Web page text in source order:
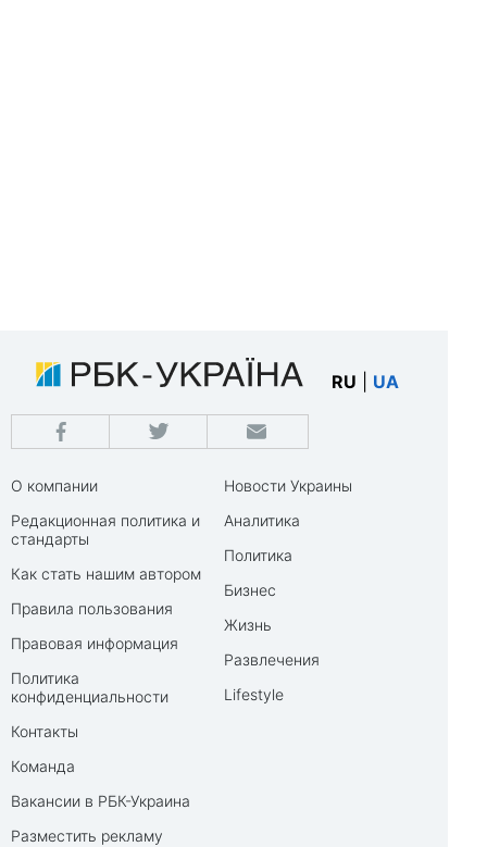
RU UA
О компании
Редакционная политика и
стандарты
Как стать нашим автором
Правила пользования
Правовая информация
Политика
конфиденциальности
Контакты
Команда
Вакансии в РБК-Украина
Разместить рекламу
Новости Украины
Аналитика
Политика
Бизнес
Жизнь
Развлечения
Lifestyle